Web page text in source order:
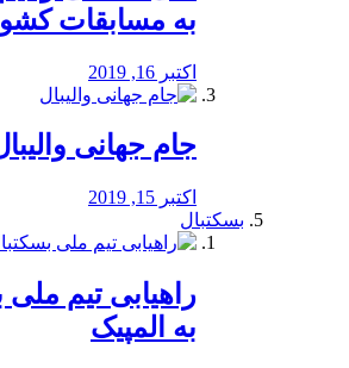
به مسابقات
اکتبر 16, 2019
جام جهانی
اکتبر 15, 2019
بسکتبال
راهیابی تیم ملی
به المپیک